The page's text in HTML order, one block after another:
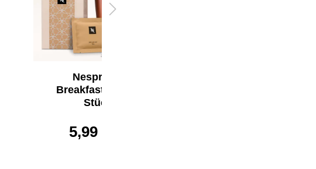
Nespresso
Breakfast Tee (25
Stück)
5,99 €*